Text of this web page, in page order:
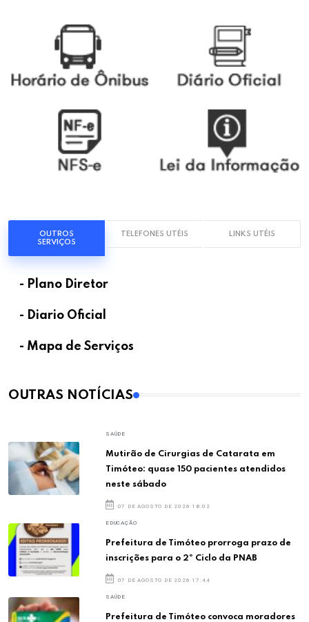
OUTROS
SERVIÇOS
TELEFONES UTÉIS LINKS UTÉIS
- Plano Diretor
- Diario Oficial
- Mapa de Serviços
OUTRAS NOTÍCIAS
SAÚDE
Mutirão de Cirurgias de Catarata em
Timóteo: quase 150 pacientes atendidos
neste sábado
07 DE AGOSTO DE 2026 18:02
EDUCAÇÃO
Prefeitura de Timóteo prorroga prazo de
inscrições para o 2º Ciclo da PNAB
07 DE AGOSTO DE 2026 17:44
SAÚDE
Prefeitura de Timóteo convoca moradores